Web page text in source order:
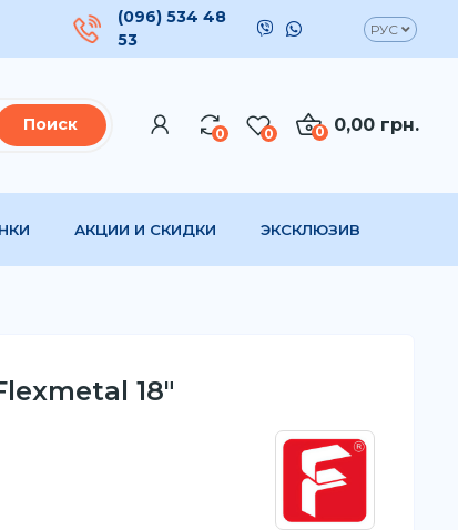
(096) 534 48
53
РУС
Поиск 0 0 0,00 грн.
0
АКЦИИ И СКИДКИ ЭКСКЛЮЗИВ
18"